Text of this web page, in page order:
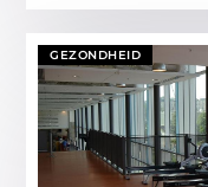
GEZONDHEID